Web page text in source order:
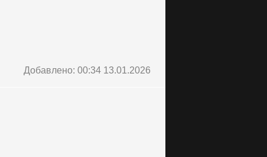
Добавлено: 00:34 13.01.2026